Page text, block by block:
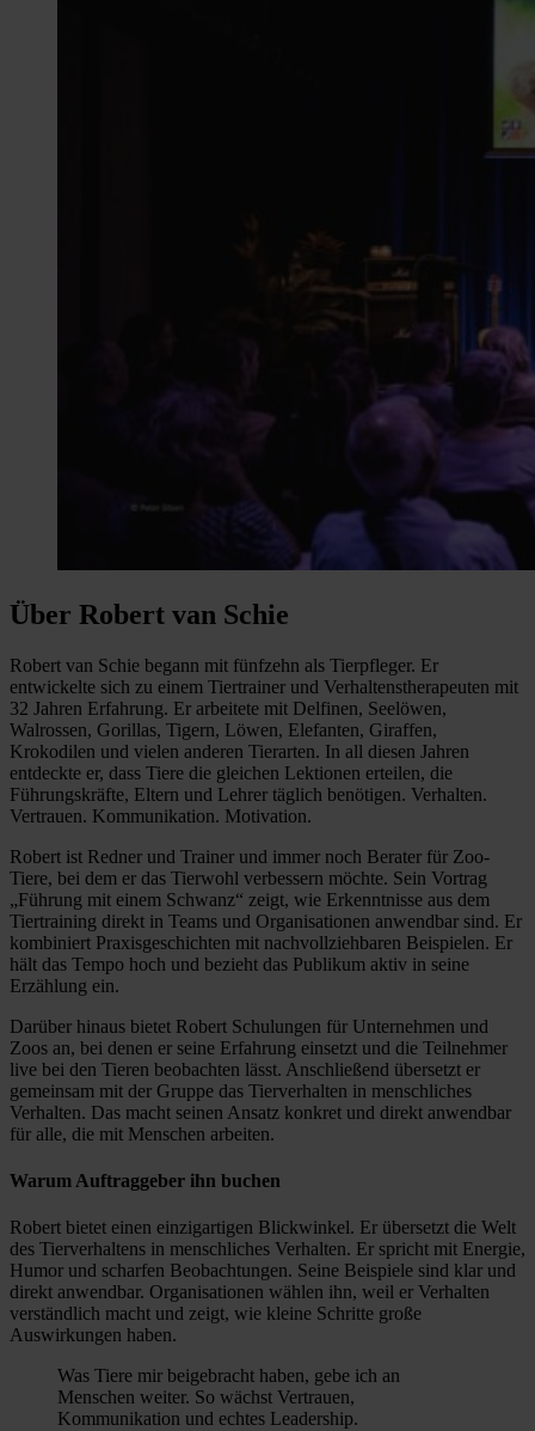
Über Robert van Schie
Robert van Schie begann mit fünfzehn als Tierpfleger. Er
entwickelte sich zu einem Tiertrainer und Verhaltenstherapeuten mit
32 Jahren Erfahrung. Er arbeitete mit Delfinen, Seelöwen,
Walrossen, Gorillas, Tigern, Löwen, Elefanten, Giraffen,
Krokodilen und vielen anderen Tierarten. In all diesen Jahren
entdeckte er, dass Tiere die gleichen Lektionen erteilen, die
Führungskräfte, Eltern und Lehrer täglich benötigen. Verhalten.
Vertrauen. Kommunikation. Motivation.
Robert ist Redner und Trainer und immer noch Berater für Zoo-
Tiere, bei dem er das Tierwohl verbessern möchte. Sein Vortrag
„Führung mit einem Schwanz“ zeigt, wie Erkenntnisse aus dem
Tiertraining direkt in Teams und Organisationen anwendbar sind. Er
kombiniert Praxisgeschichten mit nachvollziehbaren Beispielen. Er
hält das Tempo hoch und bezieht das Publikum aktiv in seine
Erzählung ein.
Darüber hinaus bietet Robert Schulungen für Unternehmen und
Zoos an, bei denen er seine Erfahrung einsetzt und die Teilnehmer
live bei den Tieren beobachten lässt. Anschließend übersetzt er
gemeinsam mit der Gruppe das Tierverhalten in menschliches
Verhalten. Das macht seinen Ansatz konkret und direkt anwendbar
für alle, die mit Menschen arbeiten.
Warum Auftraggeber ihn buchen
Robert bietet einen einzigartigen Blickwinkel. Er übersetzt die Welt
des Tierverhaltens in menschliches Verhalten. Er spricht mit Energie,
Humor und scharfen Beobachtungen. Seine Beispiele sind klar und
direkt anwendbar. Organisationen wählen ihn, weil er Verhalten
verständlich macht und zeigt, wie kleine Schritte große
Auswirkungen haben.
Was Tiere mir beigebracht haben, gebe ich an
Menschen weiter. So wächst Vertrauen,
Kommunikation und echtes Leadership.